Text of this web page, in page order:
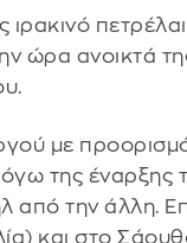
ώρα ανοικτά
με
της έναρξης
από την άλλη.
και στο